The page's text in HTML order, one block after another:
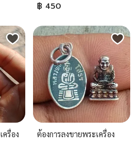
฿ 450
ครื่อง ต้องการลงขายพระเครื่อง